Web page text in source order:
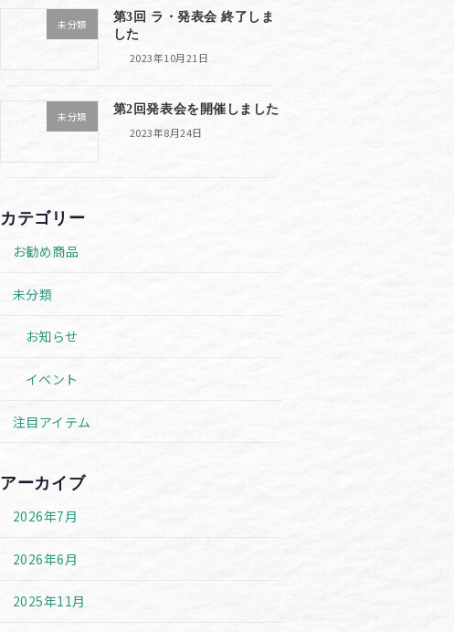
未分類
第3回 ラ・発表会 終了しま
した
2023年10月21日
未分類
第2回発表会を開催しました
2023年8月24日
カテゴリー
お勧め商品
未分類
お知らせ
イベント
注目アイテム
アーカイブ
2026年7月
2026年6月
2025年11月